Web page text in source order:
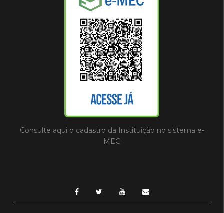
Consulte aqui o cadastro da Instituição no sistema e-
MEC